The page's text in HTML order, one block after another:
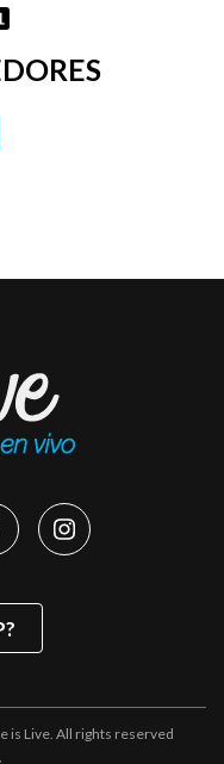
is Live. All rights reserved